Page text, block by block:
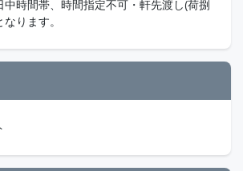
中時間帯、時間指定不可・軒先渡し(荷捌
ります。